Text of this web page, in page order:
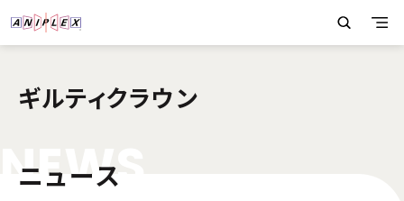
ギルティクラウン
NEWS
ニュース